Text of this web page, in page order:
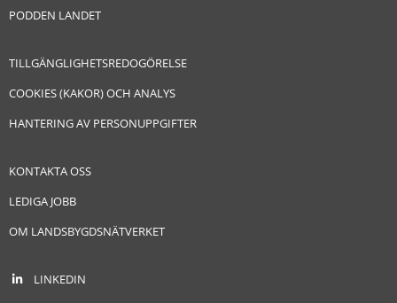
PODDEN LANDET
TILLGÄNGLIGHETSREDOGÖRELSE
COOKIES (KAKOR) OCH ANALYS
HANTERING AV PERSONUPPGIFTER
KONTAKTA OSS
LEDIGA JOBB
OM LANDSBYGDSNÄTVERKET
LINKEDIN